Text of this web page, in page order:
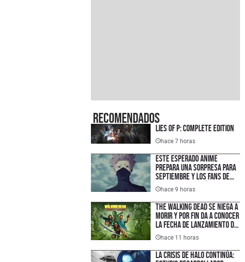
Recomendados
Lies of P: Complete Edition
hace 7 horas
Este esperado anime
prepara una sorpresa para
septiembre y los fans de
Kaiju No. 8 querrán verla
hace 9 horas
The Walking Dead se niega a
morir y por fin da a conocer
la fecha de lanzamiento de
su nuevo juego
hace 11 horas
La crisis de Halo continúa: